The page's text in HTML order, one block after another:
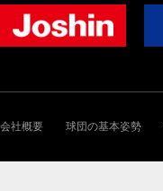
会社概要 球団の基本姿勢